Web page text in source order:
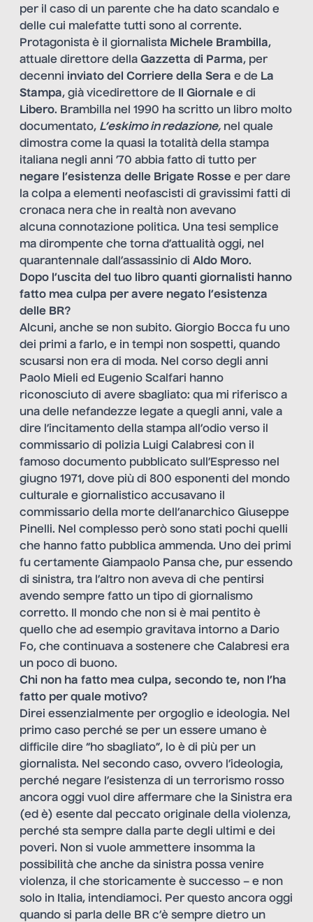
per il caso di un parente che ha dato scandalo e
delle cui malefatte tutti sono al corrente.
Protagonista è il giornalista Michele Brambilla,
attuale direttore della Gazzetta di Parma, per
decenni inviato del Corriere della Sera e de La
Stampa, già vicedirettore de Il Giornale e di
Libero. Brambilla nel 1990 ha scritto un libro molto
documentato, L’eskimo in redazione, nel quale
dimostra come la quasi la totalità della stampa
italiana negli anni ’70 abbia fatto di tutto per
negare l’esistenza delle Brigate Rosse e per dare
la colpa a elementi neofascisti di gravissimi fatti di
cronaca nera che in realtà non avevano
alcuna connotazione politica. Una tesi semplice
ma dirompente che torna d’attualità oggi, nel
quarantennale dall’assassinio di Aldo Moro.
Dopo l’uscita del tuo libro quanti giornalisti hanno
fatto mea culpa per avere negato l’esistenza
delle BR?
Alcuni, anche se non subito. Giorgio Bocca fu uno
dei primi a farlo, e in tempi non sospetti, quando
scusarsi non era di moda. Nel corso degli anni
Paolo Mieli ed Eugenio Scalfari hanno
riconosciuto di avere sbagliato: qua mi riferisco a
una delle nefandezze legate a quegli anni, vale a
dire l’incitamento della stampa all’odio verso il
commissario di polizia Luigi Calabresi con il
famoso documento pubblicato sull’Espresso nel
giugno 1971, dove più di 800 esponenti del mondo
culturale e giornalistico accusavano il
commissario della morte dell’anarchico Giuseppe
Pinelli. Nel complesso però sono stati pochi quelli
che hanno fatto pubblica ammenda. Uno dei primi
fu certamente Giampaolo Pansa che, pur essendo
di sinistra, tra l’altro non aveva di che pentirsi
avendo sempre fatto un tipo di giornalismo
corretto. Il mondo che non si è mai pentito è
quello che ad esempio gravitava intorno a Dario
Fo, che continuava a sostenere che Calabresi era
un poco di buono.
Chi non ha fatto mea culpa, secondo te, non l’ha
fatto per quale motivo?
Direi essenzialmente per orgoglio e ideologia. Nel
primo caso perché se per un essere umano è
difficile dire “ho sbagliato”, lo è di più per un
giornalista. Nel secondo caso, ovvero l’ideologia,
perché negare l’esistenza di un terrorismo rosso
ancora oggi vuol dire affermare che la Sinistra era
(ed è) esente dal peccato originale della violenza,
perché sta sempre dalla parte degli ultimi e dei
poveri. Non si vuole ammettere insomma la
possibilità che anche da sinistra possa venire
violenza, il che storicamente è successo – e non
solo in Italia, intendiamoci. Per questo ancora oggi
quando si parla delle BR c’è sempre dietro un